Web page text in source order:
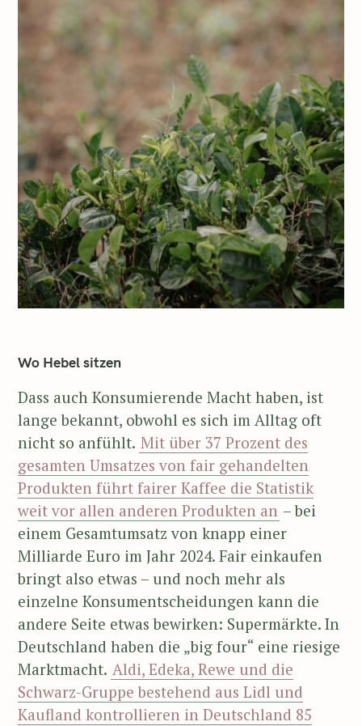
Wo Hebel sitzen
Dass auch Konsumierende Macht haben, ist
lange bekannt, obwohl es sich im Alltag oft
nicht so anfühlt. Mit über 37 Prozent des
gesamten Umsatzes von fair gehandelten
Produkten führt fairer Kaffee die Statistik
weit vor allen anderen Produkten an – bei
einem Gesamtumsatz von knapp einer
Milliarde Euro im Jahr 2024. Fair einkaufen
bringt also etwas – und noch mehr als
einzelne Konsumentscheidungen kann die
andere Seite etwas bewirken: Supermärkte. In
Deutschland haben die „big four“ eine riesige
Marktmacht. Aldi, Edeka, Rewe und die
Schwarz-Gruppe bestehend aus Lidl und
Kaufland kontrollieren in Deutschland 85